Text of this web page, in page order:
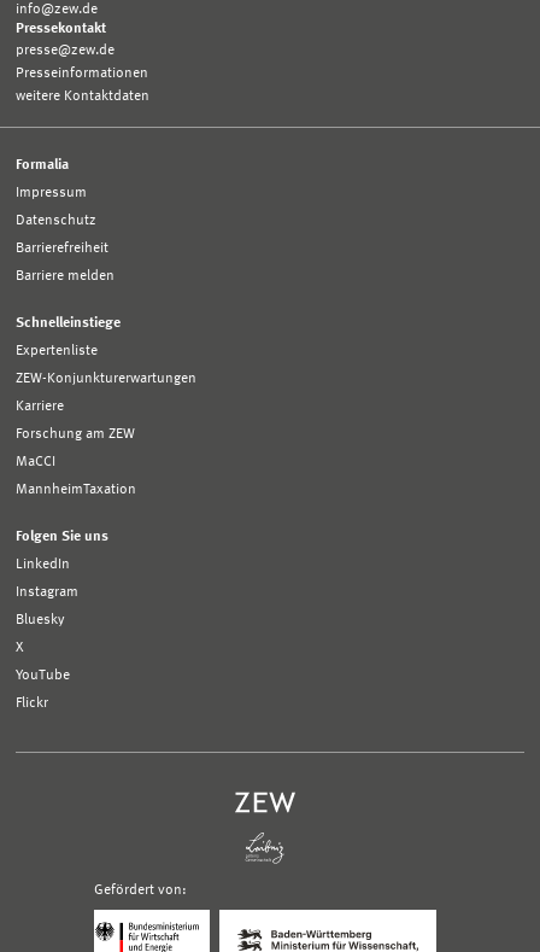
info@zew.de
Pressekontakt
presse@zew.de
Presseinformationen
weitere Kontaktdaten
Formalia
Impressum
Datenschutz
Barrierefreiheit
Barriere melden
Schnelleinstiege
Expertenliste
ZEW-Konjunkturerwartungen
Karriere
Forschung am ZEW
MaCCI
MannheimTaxation
Folgen Sie uns
LinkedIn
Instagram
Bluesky
X
YouTube
Flickr
Gefördert von:
Bundesministerium
Ministerium